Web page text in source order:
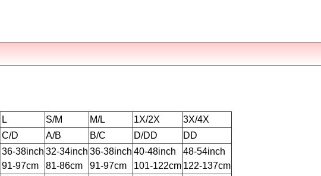
L S/M M/L 1X/2X
3X/4X
C/D A/B B/C D/DD DD
36-38inch
91-97cm
32-34inch
81-86cm
36-38inch
91-97cm
40-48inch
101-122cm
48-54inch
122-137cm